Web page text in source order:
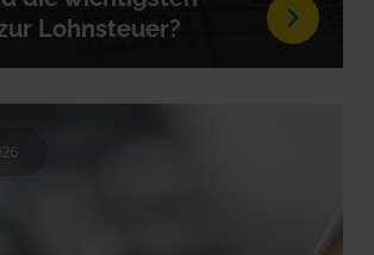
Lohnsteuer?